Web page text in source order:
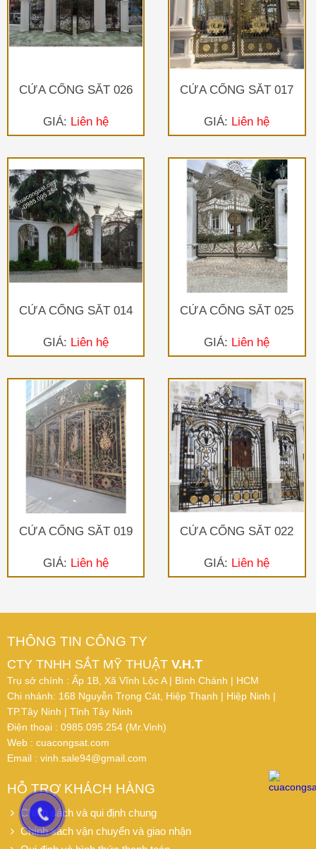
CỬA CỔNG SẮT 026
GIÁ: Liên hệ
CỬA CỔNG SẮT 017
GIÁ: Liên hệ
CỬA CỔNG SẮT 014
GIÁ: Liên hệ
CỬA CỔNG SẮT 025
GIÁ: Liên hệ
CỬA CỔNG SẮT 019
GIÁ: Liên hệ
CỬA CỔNG SẮT 022
GIÁ: Liên hệ
THÔNG TIN CÔNG TY
CTY TNHH SẮT MỸ THUẬT V.H.T
Trụ sở chính : Ấp 1B, Xã Vĩnh Lộc A | Bình Chánh | HCM
Chi nhánh: 168 Nguyễn Trọng Cát, Hiệp Thạnh | Hiệp Ninh |
TP.Tây Ninh | Tỉnh Tây Ninh
Điện thoại : 0985.095.254 (Mr.Vinh)
Web : cuacongsat.com
Email : vinh.sale94@gmail.com
HỖ TRỢ KHÁCH HÀNG
Chính sách và qui định chung
Chính sách vận chuyển và giao nhận